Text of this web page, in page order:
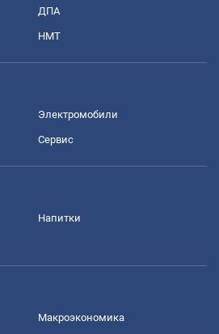
ДПА
НМТ
Электромобили
Сервис
Напитки
Mакроэкономика